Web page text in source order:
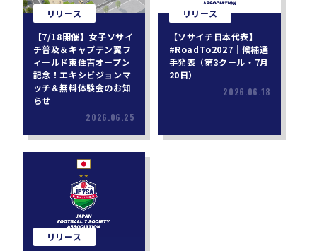
リリース
【7/18開催】女子ソサイ
チ普及＆キャプテン翼フ
ィールド東住吉オープン
記念！エキシビジョンマ
ッチ＆無料体験会のお知
らせ
2026.06.25
リリース
【ソサイチ日本代表】
#RoadTo2027｜候補選
手発表（第3クール・7月
20日）
2026.06.18
リリース